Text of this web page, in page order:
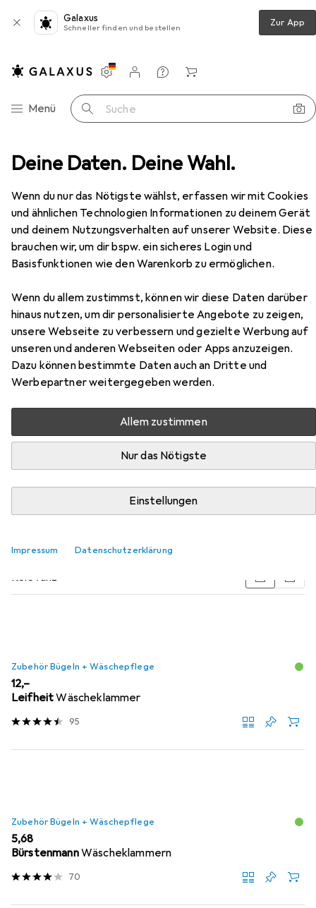
Deine Daten. Deine Wahl.
Wenn du nur das Nötigste wählst, erfassen wir mit Cookies
und ähnlichen Technologien Informationen zu deinem Gerät
und deinem Nutzungsverhalten auf unserer Website. Diese
brauchen wir, um dir bspw. ein sicheres Login und
Basisfunktionen wie den Warenkorb zu ermöglichen.
Wenn du allem zustimmst, können wir diese Daten darüber
hinaus nutzen, um dir personalisierte Angebote zu zeigen,
unsere Webseite zu verbessern und gezielte Werbung auf
unseren und anderen Webseiten oder Apps anzuzeigen.
Dazu können bestimmte Daten auch an Dritte und
Werbepartner weitergegeben werden.
Allem zustimmen
Nur das Nötigste
Einstellungen
Impressum Datenschutzerklärung
Galaxus
Schneller finden und bestellen Zur App
Navigation nach Kategorien
Menü Suche
Einstellungen
Kundenkonto
Vergleichslisten
Merklisten
Warenkorb
Wäscheständer Relaxdays Wäscheständer
EUR
35,99
RelaxdaysWäscheständer
Zubehör für Relaxdays
Wäscheständer
Hier findest du passendes Zubehör zum Produkt
Relaxdays Wäscheständer aus den Kategorien Zubehör
Bügeln + Wäschepflege und Kleiderbügel.
Relevanz
Zubehör Bügeln + Wäschepflege
EUR
12,–
LeifheitWäscheklammer
95
Zubehör Bügeln + Wäschepflege
EUR
5,68
BürstenmannWäscheklammern
70